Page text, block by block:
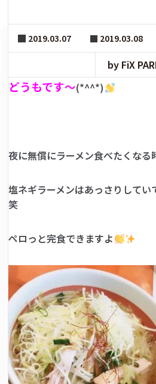
2019.03.07 2019.03.08
by FiX
どうもです～(*^^*)
夜に無償にラーメン食べたくなる
塩ネギラーメンはあっさりして
笑
ペロっと完食できますよ